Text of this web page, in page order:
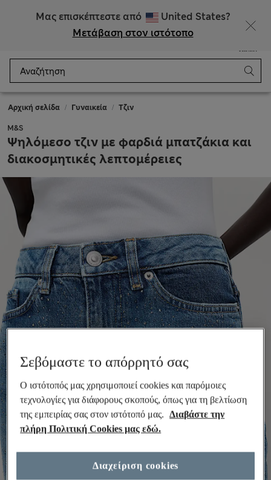
Μας επισκέπτεστε από
United States?
Μετάβαση στον ιστότοπο
Αρχική σελίδα Γυναικεία Τζιν
M&S
Ψηλόμεσο τζιν με φαρδιά μπατζάκια και
διακοσμητικές λεπτομέρειες
Σεβόμαστε το απόρρητό σας
Ο ιστότοπός μας χρησιμοποιεί cookies και παρόμοιες
τεχνολογίες για διάφορους σκοπούς, όπως για τη βελτίωση
της εμπειρίας σας στον ιστότοπό μας.
Διαβάστε την
πλήρη Πολιτική Cookies μας εδώ.
Διαχείριση cookies